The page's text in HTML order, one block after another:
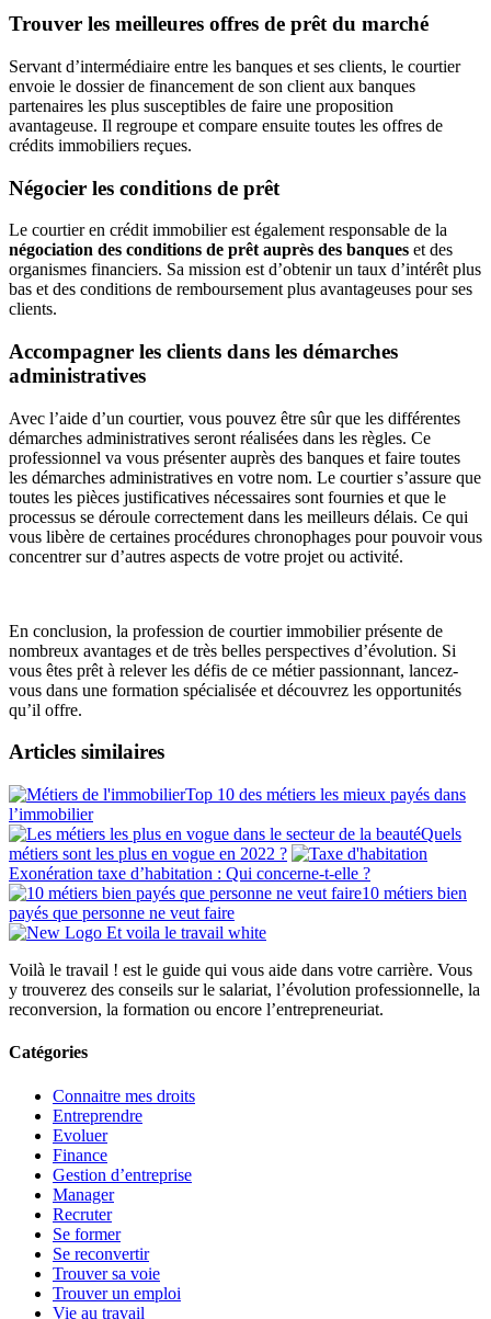
Trouver les meilleures offres de prêt du marché
Servant d’intermédiaire entre les banques et ses clients, le courtier
envoie le dossier de financement de son client aux banques
partenaires les plus susceptibles de faire une proposition
avantageuse. Il regroupe et compare ensuite toutes les offres de
crédits immobiliers reçues.
Négocier les conditions de prêt
Le courtier en crédit immobilier est également responsable de la
négociation des conditions de prêt auprès des banques et des
organismes financiers. Sa mission est d’obtenir un taux d’intérêt plus
bas et des conditions de remboursement plus avantageuses pour ses
clients.
Accompagner les clients dans les démarches
administratives
Avec l’aide d’un courtier, vous pouvez être sûr que les différentes
démarches administratives seront réalisées dans les règles. Ce
professionnel va vous présenter auprès des banques et faire toutes
les démarches administratives en votre nom. Le courtier s’assure que
toutes les pièces justificatives nécessaires sont fournies et que le
processus se déroule correctement dans les meilleurs délais. Ce qui
vous libère de certaines procédures chronophages pour pouvoir vous
concentrer sur d’autres aspects de votre projet ou activité.
En conclusion, la profession de courtier immobilier présente de
nombreux avantages et de très belles perspectives d’évolution. Si
vous êtes prêt à relever les défis de ce métier passionnant, lancez-
vous dans une formation spécialisée et découvrez les opportunités
qu’il offre.
Articles similaires
Top 10 des métiers les mieux payés dans
l’immobilier
Quels
métiers sont les plus en vogue en 2022 ?
Exonération taxe d’habitation : Qui concerne-t-elle ?
10 métiers bien
payés que personne ne veut faire
Voilà le travail ! est le guide qui vous aide dans votre carrière. Vous
y trouverez des conseils sur le salariat, l’évolution professionnelle, la
reconversion, la formation ou encore l’entrepreneuriat.
Catégories
Connaitre mes droits
Entreprendre
Evoluer
Finance
Gestion d’entreprise
Manager
Recruter
Se former
Se reconvertir
Trouver sa voie
Trouver un emploi
Vie au travail